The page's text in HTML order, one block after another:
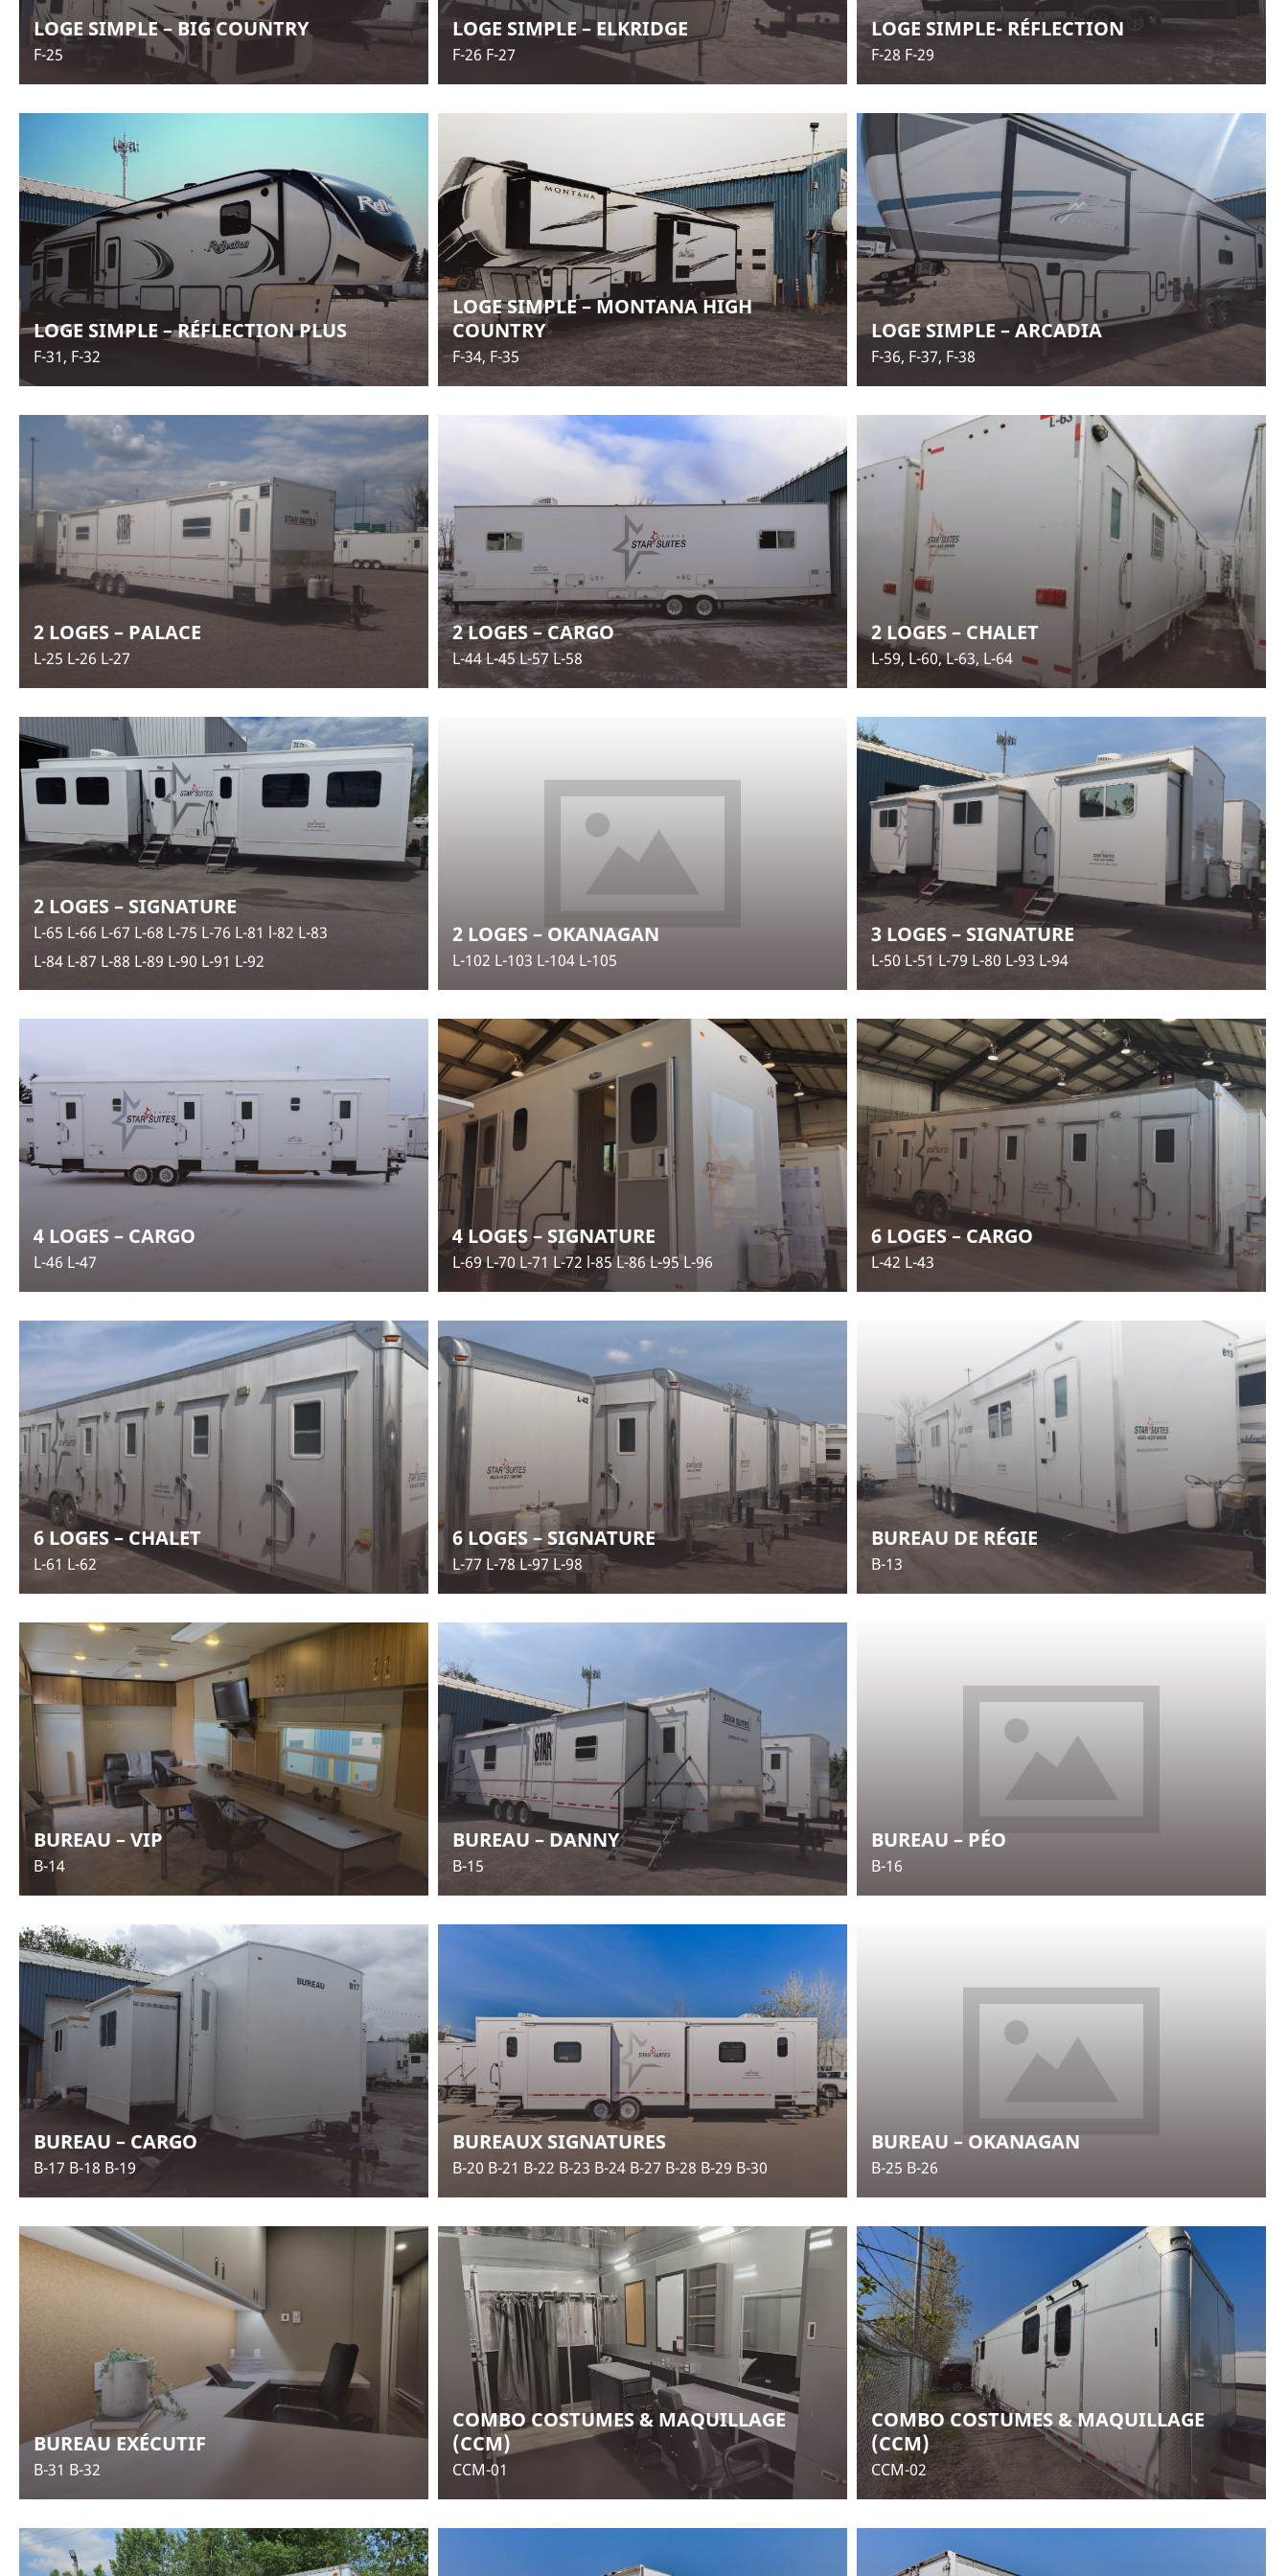
LOGE SIMPLE – BIG COUNTRY
F-25
LOGE SIMPLE – ELKRIDGE
F-26 F-27
LOGE SIMPLE- RÉFLECTION
F-28 F-29
LOGE SIMPLE – RÉFLECTION PLUS
F-31, F-32
LOGE SIMPLE – MONTANA HIGH
COUNTRY
F-34, F-35
LOGE SIMPLE – ARCADIA
F-36, F-37, F-38
2 LOGES – PALACE
L-25 L-26 L-27
2 LOGES – CARGO
L-44 L-45 L-57 L-58
2 LOGES – CHALET
L-59, L-60, L-63, L-64
2 LOGES – SIGNATURE
L-65 L-66 L-67 L-68 L-75 L-76 L-81 l-82 L-83
L-84 L-87 L-88 L-89 L-90 L-91 L-92
2 LOGES – OKANAGAN
L-102 L-103 L-104 L-105
3 LOGES – SIGNATURE
L-50 L-51 L-79 L-80 L-93 L-94
4 LOGES – CARGO
L-46 L-47
4 LOGES – SIGNATURE
L-69 L-70 L-71 L-72 l-85 L-86 L-95 L-96
6 LOGES – CARGO
L-42 L-43
6 LOGES – CHALET
L-61 L-62
6 LOGES – SIGNATURE
L-77 L-78 L-97 L-98
BUREAU DE RÉGIE
B-13
BUREAU – VIP
B-14
BUREAU – DANNY
B-15
BUREAU – PÉO
B-16
BUREAU – CARGO
B-17 B-18 B-19
BUREAUX SIGNATURES
B-20 B-21 B-22 B-23 B-24 B-27 B-28 B-29 B-30
BUREAU – OKANAGAN
B-25 B-26
BUREAU EXÉCUTIF
B-31 B-32
COMBO COSTUMES & MAQUILLAGE
(CCM)
CCM-01
COMBO COSTUMES & MAQUILLAGE
(CCM)
CCM-02